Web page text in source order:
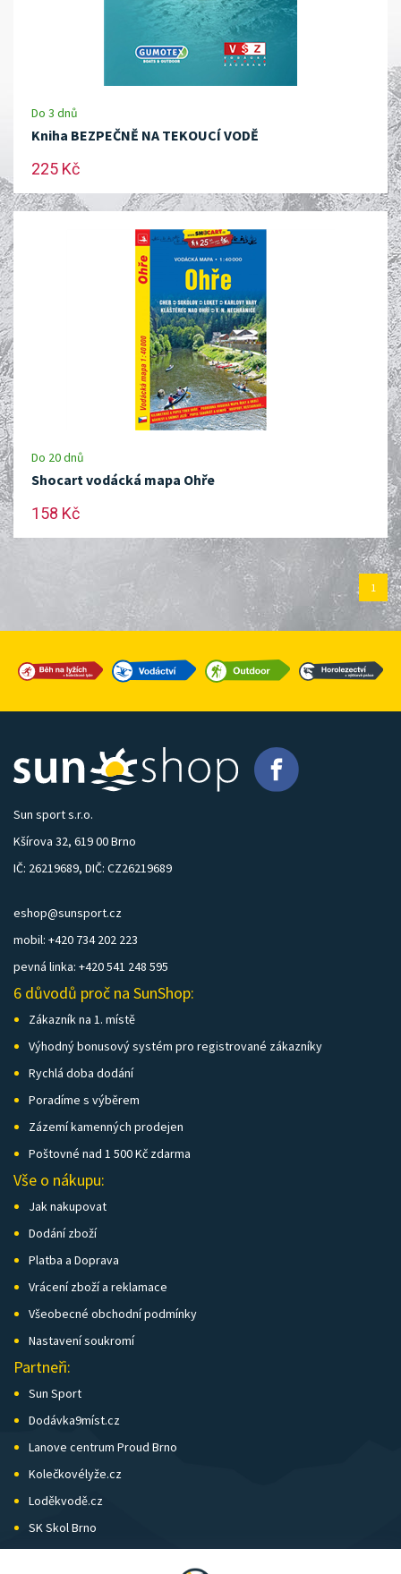
Do 3 dnů
Kniha BEZPEČNĚ NA TEKOUCÍ VODĚ
225 Kč
Do 20 dnů
Shocart vodácká mapa Ohře
158 Kč
1
Sun sport s.r.o.
Kšírova 32, 619 00 Brno
IČ: 26219689, DIČ: CZ26219689
eshop@sunsport.cz
mobil: +420 734 202 223
pevná linka: +420 541 248 595
6 důvodů proč na SunShop:
Zákazník na 1. místě
Výhodný bonusový systém pro registrované zákazníky
Rychlá doba dodání
Poradíme s výběrem
Zázemí kamenných prodejen
Poštovné nad 1 500 Kč zdarma
Vše o nákupu:
Jak nakupovat
Dodání zboží
Platba a Doprava
Vrácení zboží a reklamace
Všeobecné obchodní podmínky
Nastavení soukromí
Partneři:
Sun Sport
Dodávka9míst.cz
Lanove centrum Proud Brno
Kolečkovélyže.cz
Loděkvodě.cz
SK Skol Brno
Biatlon Brno